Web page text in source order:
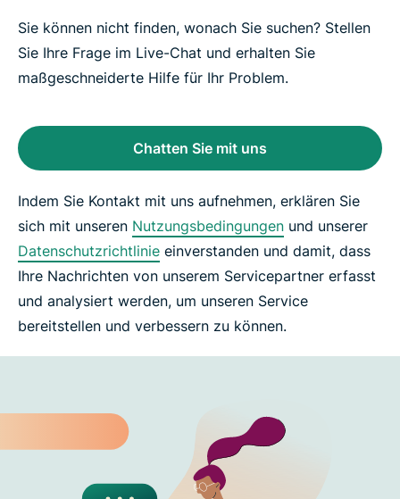
Sie können nicht finden, wonach Sie suchen? Stellen
Sie Ihre Frage im Live-Chat und erhalten Sie
maßgeschneiderte Hilfe für Ihr Problem.
Chatten Sie mit uns
Indem Sie Kontakt mit uns aufnehmen, erklären Sie
sich mit unseren Nutzungsbedingungen und unserer
Datenschutzrichtlinie einverstanden und damit, dass
Ihre Nachrichten von unserem Servicepartner erfasst
und analysiert werden, um unseren Service
bereitstellen und verbessern zu können.